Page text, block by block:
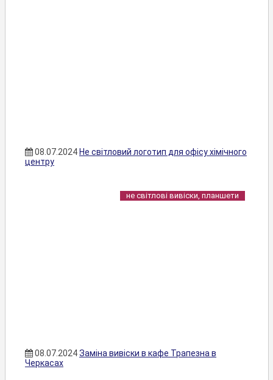
08.07.2024 Не світловий логотип для офісу хімічного
центру
не світлові вивіски, планшети
08.07.2024Заміна вивіски в кафе Трапезна в
Черкасах